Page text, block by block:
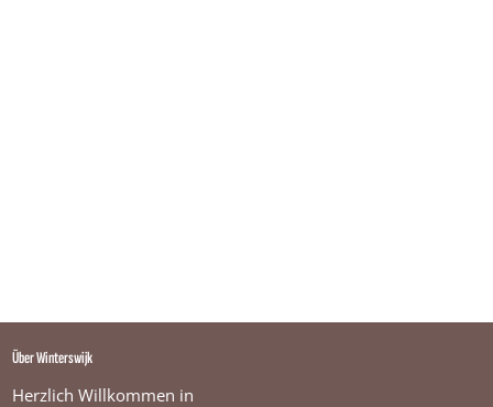
Über Winterswijk
Herzlich Willkommen in